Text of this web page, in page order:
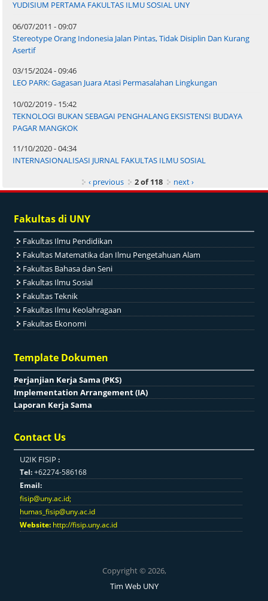
YUDISIUM PERTAMA FAKULTAS ILMU SOSIAL UNY
06/07/2011 - 09:07
Stereotype Orang Indonesia Jalan Pintas, Tidak Disiplin Dan Kurang
Asertif
03/15/2024 - 09:46
LEO PARK: Gagasan Juara Atasi Permasalahan Lingkungan
10/02/2019 - 15:42
TEKNOLOGI BUKAN SEBAGAI PENGHALANG EKSISTENSI BUDAYA
PAGAR MANGKOK
11/10/2020 - 04:34
INTERNASIONALISASI JURNAL FAKULTAS ILMU SOSIAL
‹ previous
2 of 118 next ›
Fakultas di UNY
Fakultas Ilmu Pendidikan
Fakultas Matematika dan Ilmu Pengetahuan Alam
Fakultas Bahasa dan Seni
Fakultas Ilmu Sosial
Fakultas Teknik
Fakultas Ilmu Keolahragaan
Fakultas Ekonomi
Template Dokumen
Perjanjian Kerja Sama (PKS)
Implementation Arrangement (IA)
Laporan Kerja Sama
Contact Us
U2IK FISIP :
Tel:+62274-586168
Email:
fisip@uny.ac.id;
humas_fisip@uny.ac.id
Website: http://fisip.uny.ac.id
Copyright © 2026,
Tim Web UNY